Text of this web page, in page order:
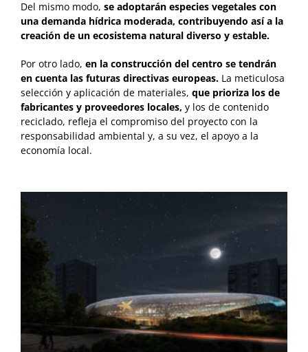
Del mismo modo, se adoptarán especies vegetales con
una demanda hídrica moderada, contribuyendo así a la
creación de un ecosistema natural diverso y estable.
Por otro lado, en la construcción del centro se tendrán
en cuenta las futuras directivas europeas.La meticulosa
selección y aplicación de materiales, que prioriza los de
fabricantes y proveedores locales, y los de contenido
reciclado, refleja el compromiso del proyecto con la
responsabilidad ambiental y, a su vez, el apoyo a la
economía local.